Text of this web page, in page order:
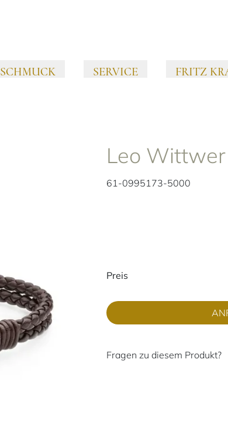
SCHMUCK SERVICE FRITZ
Leo
61-0995173-5000
Preis
Fragen zu diesem Produkt?